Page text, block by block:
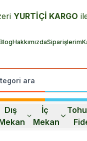
YURTİÇİ KARGO
HakkımızdaSiparişlerim
Dış
İç
Mekan